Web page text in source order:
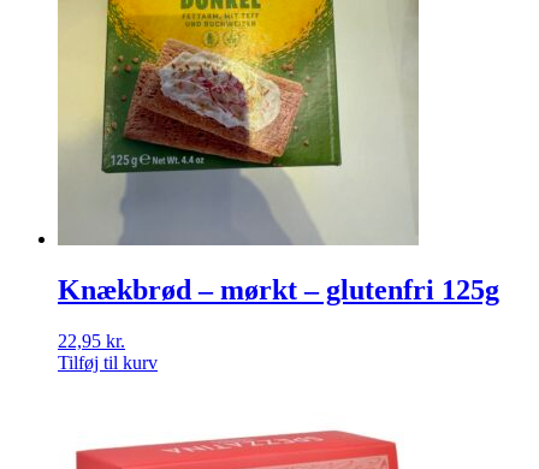
Knækbrød – mørkt – glutenfri 125g
22,95 kr.
Tilføj til kurv